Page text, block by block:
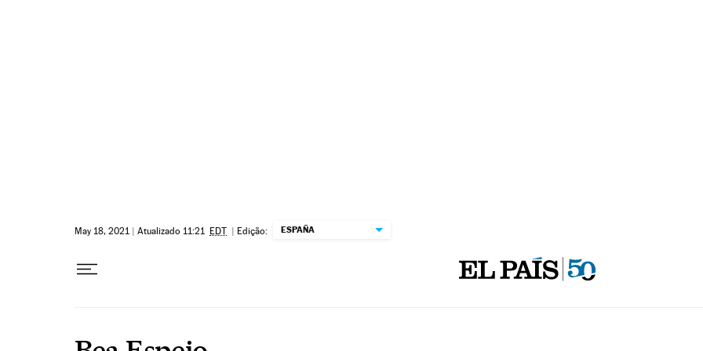
May 18, 2021 | Atualizado 11:21 EDT | Edição: ESPAÑA